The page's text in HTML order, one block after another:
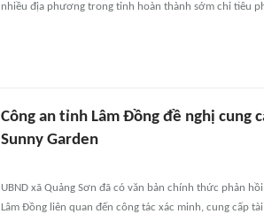
nhiều địa phương trong tỉnh hoàn thành sớm chỉ tiêu
Công an tỉnh Lâm Đồng đề nghị cung
Sunny Garden
UBND xã Quảng Sơn đã có văn bản chính thức phản
Lâm Đồng liên quan đến công tác xác minh, cung cấp